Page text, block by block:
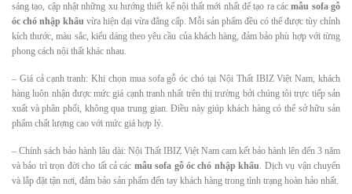
sáng tạo, cập nhật những xu hướng thiết kế nội thất mới nhất để tạo ra cácmẫu sofa gỗ
óc chó nhập khẩu vừa hiện đại vừa đẳng cấp. Mỗi sản phẩm đều có thể được tùy chỉnh
kích thước, màu sắc, kiểu dáng theo yêu cầu của khách hàng, đảm bảo phù hợp với từng
phong cách nội thất khác nhau.
– Giá cả cạnh tranh: Khi chọn mua sofa gỗ óc chó tại Nội Thất IBIZ Việt Nam, khách
hàng luôn nhận được mức giá cạnh tranh nhất trên thị trường bởi chúng tôi trực tiếp sản
xuất và phân phối, không qua trung gian. Điều này giúp khách hàng có thể sở hữu sản
phẩm chất lượng cao với mức giá hợp lý.
– Chính sách bảo hành lâu dài: Nội Thất IBIZ Việt Nam cam kết bảo hành lên đến 3 năm
và bảo trì trọn đời cho tất cả các mẫu sofa gỗ óc chó nhập khẩu. Dịch vụ vận chuyển
và lắp đặt tận nơi, đảm bảo sản phẩm đến tay khách hàng trong tình trạng hoàn hảo nhất.